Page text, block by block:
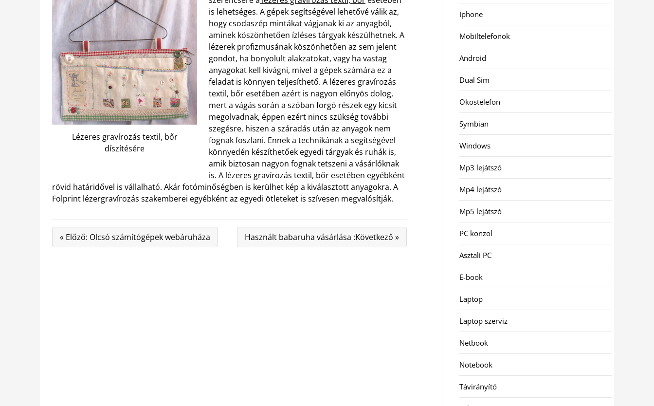
Lézeres gravírozás textil, bőr
díszítésére
is lehetséges. A gépek segítségével lehetővé válik az,
hogy csodaszép mintákat vágjanak ki az anyagból,
aminek köszönhetően ízléses tárgyak készülhetnek. A
lézerek profizmusának köszönhetően az sem jelent
gondot, ha bonyolult alakzatokat, vagy ha vastag
anyagokat kell kivágni, mivel a gépek számára ez a
feladat is könnyen teljesíthető. A lézeres gravírozás
textil, bőr esetében azért is nagyon előnyös dolog,
mert a vágás során a szóban forgó részek egy kicsit
megolvadnak, éppen ezért nincs szükség további
szegésre, hiszen a száradás után az anyagok nem
fognak foszlani. Ennek a technikának a segítségével
könnyedén készíthetőek egyedi tárgyak és ruhák is,
amik biztosan nagyon fognak tetszeni a vásárlóknak
is. A lézeres gravírozás textil, bőr esetében egyébként
rövid határidővel is vállalható. Akár fotóminőségben is kerülhet kép a kiválasztott anyagokra. A
Folprint lézergravírozás szakemberei egyébként az egyedi ötleteket is szívesen megvalósítják.
« Előző: Olcsó számítógépek webáruháza Használt babaruha vásárlása :Következő »
Iphone
Mobiltelefonok
Android
Dual Sim
Okostelefon
Symbian
Windows
Mp3 lejátszó
Mp4 lejátszó
Mp5 lejátszó
PC konzol
Asztali PC
E-book
Laptop
Laptop szerviz
Netbook
Notebook
Távirányító